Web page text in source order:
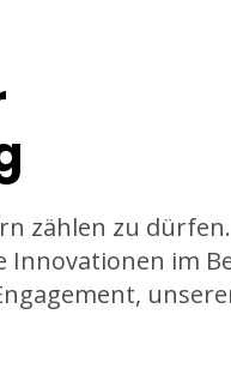
zählen zu
Innovationen im